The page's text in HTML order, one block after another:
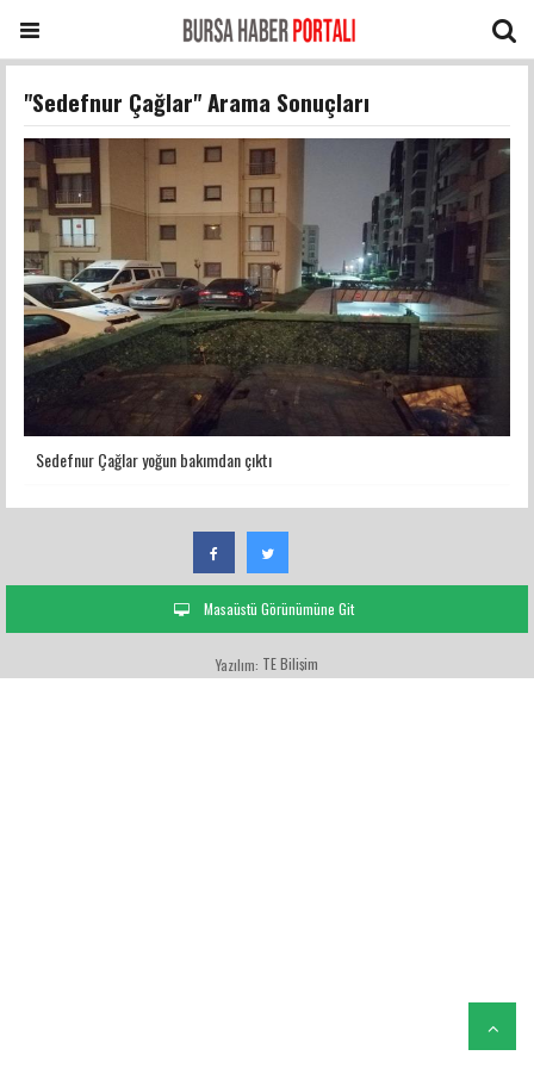
"Sedefnur Çağlar" Arama Sonuçları
Sedefnur Çağlar yoğun bakımdan çıktı
Masaüstü Görünümüne Git
Yazılım: TE Bilişim